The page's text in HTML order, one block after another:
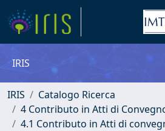
IRIS
IRIS
Catalogo Ricerca
4 Contributo in Atti di
4.1 Contributo in Atti di